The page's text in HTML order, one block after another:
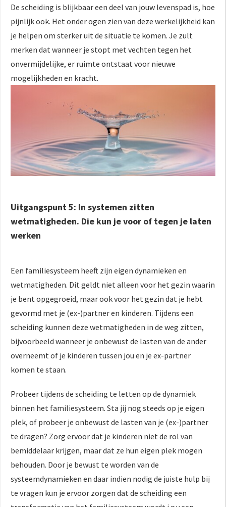
De scheiding is blijkbaar een deel van jouw levenspad is, hoe
pijnlijk ook. Het onder ogen zien van deze werkelijkheid kan
je helpen om sterker uit de situatie te komen. Je zult
merken dat wanneer je stopt met vechten tegen het
onvermijdelijke, er ruimte ontstaat voor nieuwe
mogelijkheden en kracht.
Uitgangspunt 5: In systemen zitten
wetmatigheden. Die kun je voor of tegen je laten
werken
Een familiesysteem heeft zijn eigen dynamieken en
wetmatigheden. Dit geldt niet alleen voor het gezin waarin
je bent opgegroeid, maar ook voor het gezin dat je hebt
gevormd met je (ex-)partner en kinderen. Tijdens een
scheiding kunnen deze wetmatigheden in de weg zitten,
bijvoorbeeld wanneer je onbewust de lasten van de ander
overneemt of je kinderen tussen jou en je ex-partner
komen te staan.
Probeer tijdens de scheiding te letten op de dynamiek
binnen het familiesysteem. Sta jij nog steeds op je eigen
plek, of probeer je onbewust de lasten van je (ex-)partner
te dragen? Zorg ervoor dat je kinderen niet de rol van
bemiddelaar krijgen, maar dat ze hun eigen plek mogen
behouden. Door je bewust te worden van de
systeemdynamieken en daar indien nodig de juiste hulp bij
te vragen kun je ervoor zorgen dat de scheiding een